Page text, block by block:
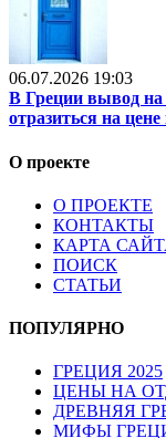
06.07.2026 19:03
В Греции вывод
отразиться на
О проекте
О ПРОЕКТЕ
КОНТАКТЫ
КАРТА
ПОИСК
СТАТЬИ
ПОПУЛЯРНО
ГРЕЦИЯ 2025
ЦЕНЫ НА
ДРЕВНЯЯ
МИФЫ